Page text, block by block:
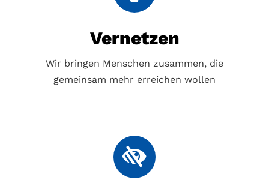
Vernetzen
Wir bringen Menschen zusammen, die
gemeinsam mehr erreichen wollen